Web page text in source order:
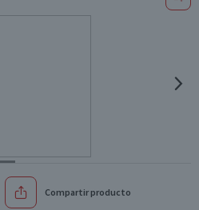
Compartir producto